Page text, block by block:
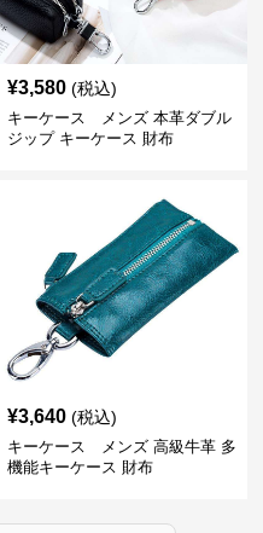
¥3,580 (税込)
キーケース メンズ 本革ダブル
ジップ キーケース 財布
¥3,640 (税込)
キーケース メンズ 高級牛革 多
機能キーケース 財布